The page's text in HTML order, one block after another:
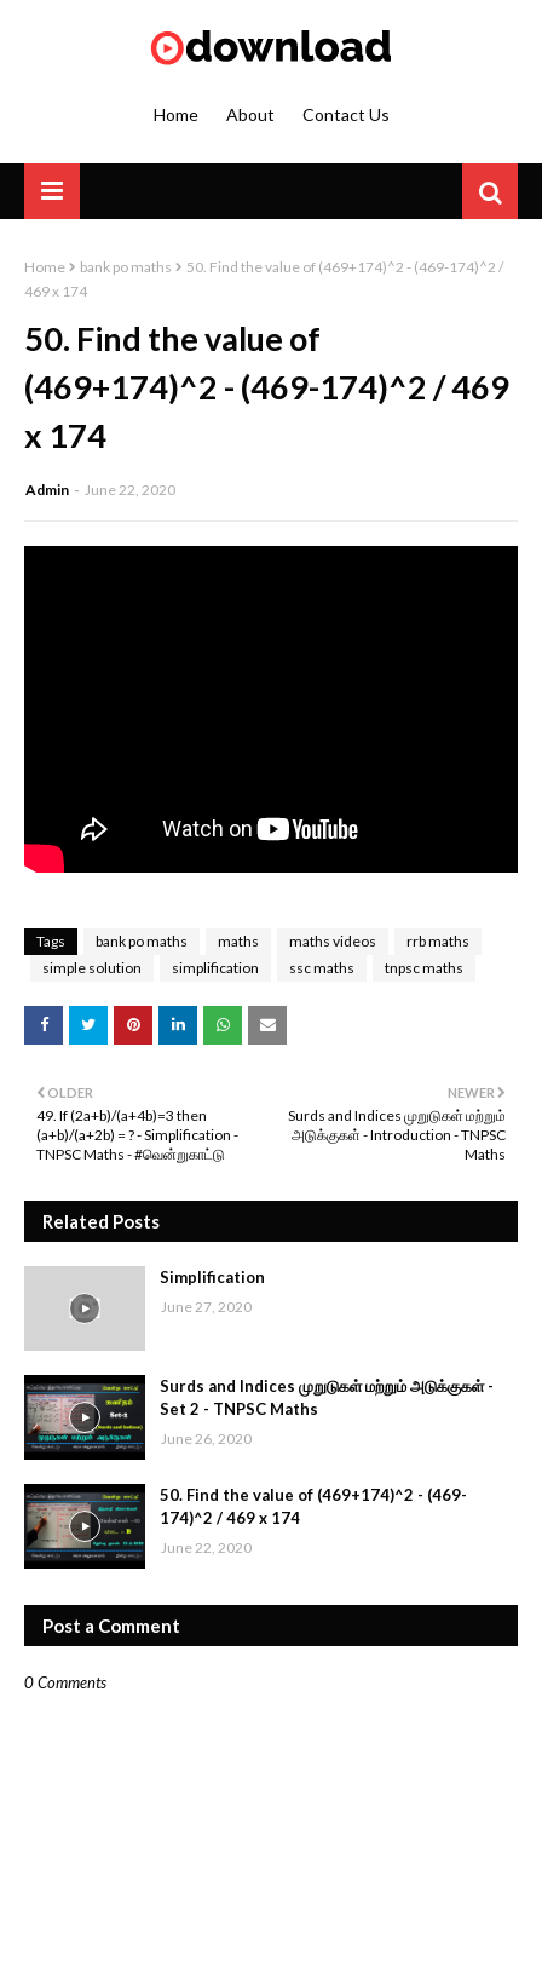
Home About Contact Us
Home bank po maths
50. Find the value of (469+174)^2 - (469-174)^2 /
469 x 174
50. Find the value of
(469+174)^2 - (469-174)^2 / 469
x 174
Admin June 22, 2020
Tags bank po maths maths maths videos
rrb maths
simple solution
simplification ssc maths tnpsc maths
NEWER
Surds and Indices முறுடுகள் மற்றும்
அடுக்குகள் - Introduction - TNPSC
Maths
OLDER
49. If (2a+b)/(a+4b)=3 then
(a+b)/(a+2b) = ? - Simplification -
TNPSC Maths - #வென்றுகாட்டு
Related Posts
Simplification
June 27, 2020
Surds and Indices முறுடுகள் மற்றும் அடுக்குகள் -
Set 2 - TNPSC Maths
June 26, 2020
50. Find the value of (469+174)^2 - (469-
174)^2 / 469 x 174
June 22, 2020
Post a Comment
0 Comments